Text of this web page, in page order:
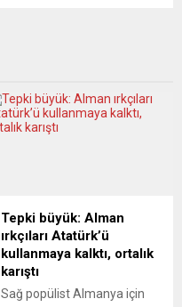
Tepki büyük: Alman
ırkçıları Atatürk’ü
kullanmaya kalktı, ortalık
karıştı
Sağ popülist Almanya için